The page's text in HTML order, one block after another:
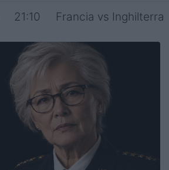
21:10 Francia vs Inghilterra